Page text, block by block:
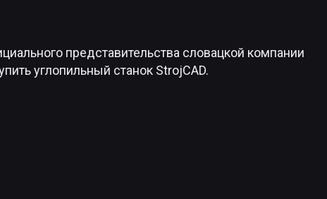
представительства словацкой компании
углопильный станок StrojCAD.